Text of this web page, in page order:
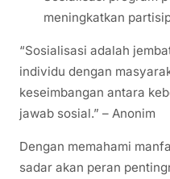
meningkatkan
“Sosialisasi adalah
individu dengan
keseimbangan antara
jawab sosial.” – Anonim
Dengan memahami
sadar akan peran